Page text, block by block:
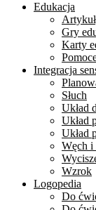
Edukacja
Gry
Karty
Integracja
Słuch
Układ
Układ
Układ
Węch i
Wzrok
Logopedia
Do